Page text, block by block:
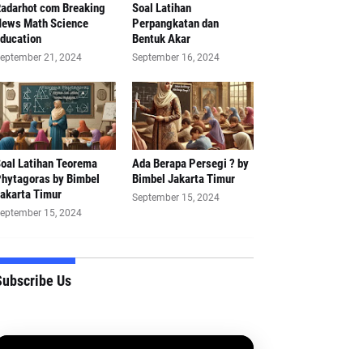
com Breaking
Math Science
21, 2024
Soal Latihan
Perpangkatan dan
Bentuk Akar
September 16, 2024
Latihan Teorema
by Bimbel
Timur
15, 2024
Ada Berapa Persegi ? by
Bimbel Jakarta Timur
September 15, 2024
Us